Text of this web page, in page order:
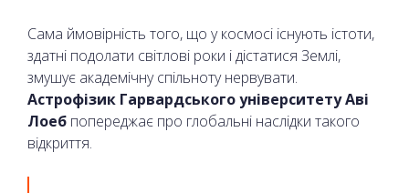
Сама ймовірність того, що у космосі існують істоти,
здатні подолати світлові роки і дістатися Землі,
змушує академічну спільноту нервувати.
Астрофізик Гарвардського університету Аві
Лоеб попереджає про глобальні наслідки такого
відкриття.